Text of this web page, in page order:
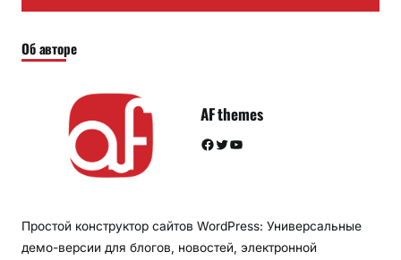
Об авторе
AF themes
Facebook Twitter YouTube
Простой конструктор сайтов WordPress: Универсальные
демо-версии для блогов, новостей, электронной